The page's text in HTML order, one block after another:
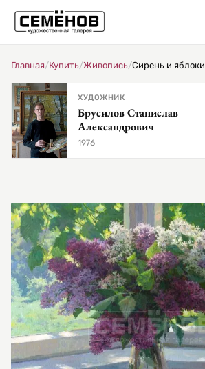
Главная/Купить/Живопись/Сирень и яблоки
ХУДОЖНИК
Брусилов Станислав
Александрович
1976